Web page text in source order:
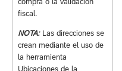
fiscal.
NOTA:Las direcciones se
crean mediante el uso de
la herramienta
Ubicaciones de la